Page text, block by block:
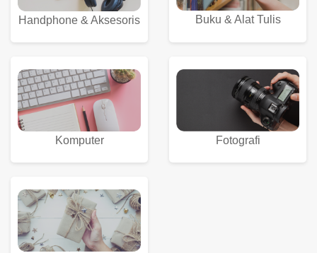
Handphone & Aksesoris Buku & Alat Tulis
Komputer Fotografi